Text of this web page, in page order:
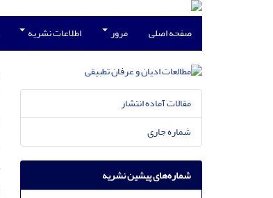
صفحه اصلی مرور اطلاعات نشریه
مقالات آماده انتشار
شماره جاری
شماره‌های پیشین نشریه